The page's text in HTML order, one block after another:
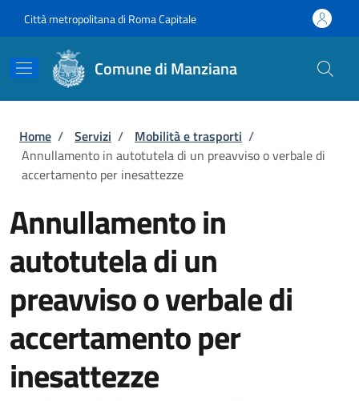
Città metropolitana di Roma Capitale
Comune di Manziana
Briciole di pane
Home / Servizi / Mobilità e trasporti /
Annullamento in autotutela di un preavviso o verbale di
accertamento per inesattezze
Annullamento in
autotutela di un
preavviso o verbale di
accertamento per
inesattezze